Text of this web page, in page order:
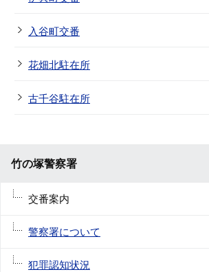
入谷町交番
花畑北駐在所
古千谷駐在所
竹の塚警察署
交番案内
警察署について
犯罪認知状況